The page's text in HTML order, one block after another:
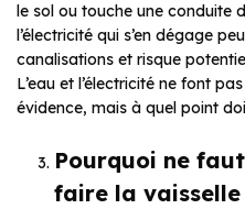
le sol ou touche une conduite
l’électricité qui s’en dégage
canalisations et risque
L’eau et l’électricité ne font
évidence, mais à quel point
Pourquoi ne
faire la